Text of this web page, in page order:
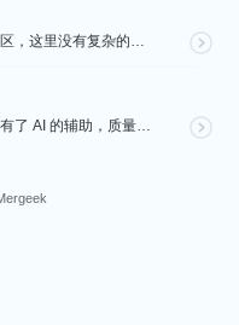
Essay 是一个简洁友好的文字社区，这里没有复杂的社交功能，不会有浏览量，点赞和关注等量化指标去左...
创作一首音乐已经越来越简单，有了 AI 的辅助，质量更加有保障，Muse AI 可以让一个零经验用户...